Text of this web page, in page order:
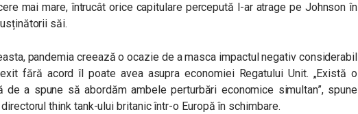
mai mare, întrucât orice capitulare percepută l-ar atrage pe Johnson în
săi.
pandemia creează o ocazie de a masca impactul negativ considerabil
fără acord îl poate avea asupra economiei Regatului Unit. „Există o
de a spune să abordăm ambele perturbări economice simultan”, spune
think tank-ului britanic într-o Europă în schimbare.